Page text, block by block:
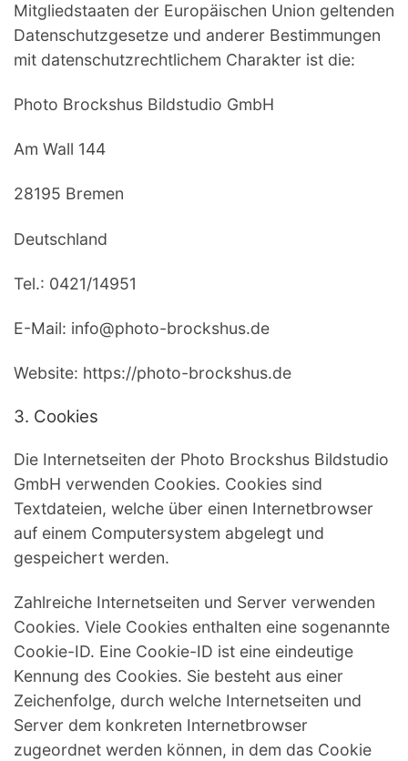
Mitgliedstaaten der Europäischen Union geltenden
Datenschutzgesetze und anderer Bestimmungen
mit datenschutzrechtlichem Charakter ist die:
Photo Brockshus Bildstudio GmbH
Am Wall 144
28195 Bremen
Deutschland
Tel.: 0421/14951
E-Mail: info@photo-brockshus.de
Website: https://photo-brockshus.de
3. Cookies
Die Internetseiten der Photo Brockshus Bildstudio
GmbH verwenden Cookies. Cookies sind
Textdateien, welche über einen Internetbrowser
auf einem Computersystem abgelegt und
gespeichert werden.
Zahlreiche Internetseiten und Server verwenden
Cookies. Viele Cookies enthalten eine sogenannte
Cookie-ID. Eine Cookie-ID ist eine eindeutige
Kennung des Cookies. Sie besteht aus einer
Zeichenfolge, durch welche Internetseiten und
Server dem konkreten Internetbrowser
zugeordnet werden können, in dem das Cookie